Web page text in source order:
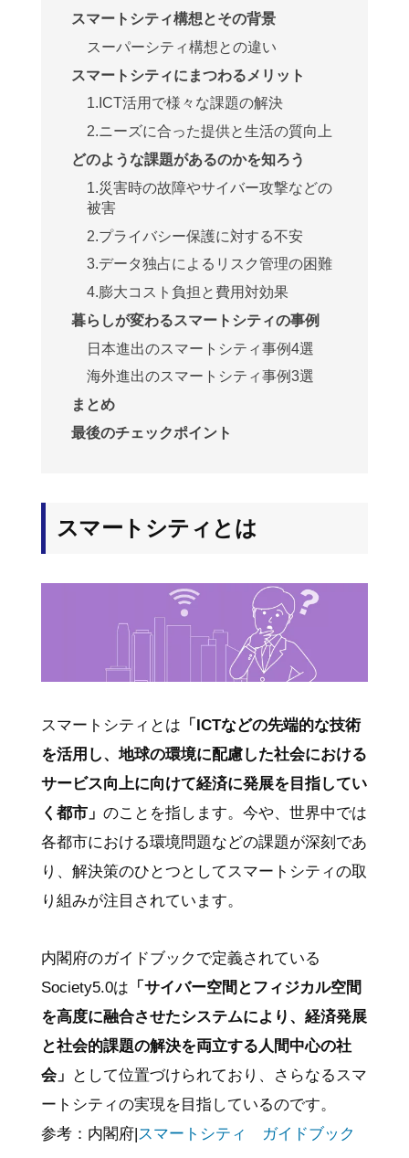
スマートシティ構想とその背景
スーパーシティ構想との違い
スマートシティにまつわるメリット
1.ICT活用で様々な課題の解決
2.ニーズに合った提供と生活の質向上
どのような課題があるのかを知ろう
1.災害時の故障やサイバー攻撃などの
被害
2.プライバシー保護に対する不安
3.データ独占によるリスク管理の困難
4.膨大コスト負担と費用対効果
暮らしが変わるスマートシティの事例
日本進出のスマートシティ事例4選
海外進出のスマートシティ事例3選
まとめ
最後のチェックポイント
スマートシティとは
スマートシティとは 「ICTなどの先端的な技術
を活用し、地球の環境に配慮した社会における
サービス向上に向けて経済に発展を目指してい
く都市」 のことを指します。今や、世界中では
各都市における環境問題などの課題が深刻であ
り、解決策のひとつとしてスマートシティの取
り組みが注目されています。
内閣府のガイドブックで定義されている
Society5.0は 「サイバー空間とフィジカル空間
を高度に融合させたシステムにより、経済発展
と社会的課題の解決を両立する人間中心の社
会」
として位置づけられており、さらなるスマ
ートシティの実現を目指しているのです。
参考：内閣府|スマートシティ ガイドブック